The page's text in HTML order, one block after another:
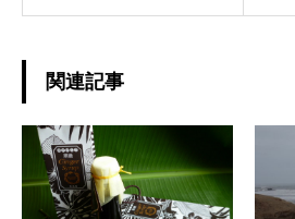
関連記事